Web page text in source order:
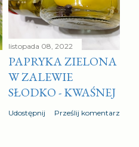
listopada 08, 2022
PAPRYKA ZIELONA
W ZALEWIE
SŁODKO - KWAŚNEJ
Udostępnij Prześlij komentarz